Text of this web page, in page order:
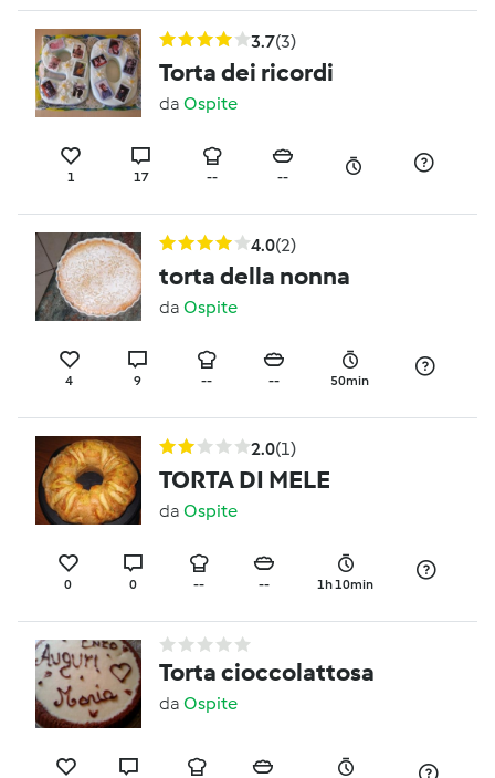
3.7(3)
Torta dei ricordi
da Ospite
1 17 -- --
4.0(2)
torta della nonna
da Ospite
4 9 -- -- 50min
2.0(1)
TORTA DI MELE
da Ospite
0 0 -- -- 1h 10min
Torta cioccolattosa
da Ospite